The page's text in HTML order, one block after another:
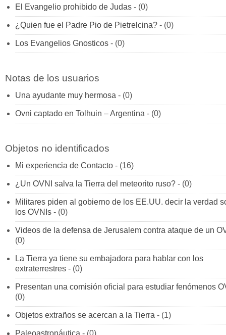
El Evangelio prohibido de Judas - (0)
¿Quien fue el Padre Pio de Pietrelcina? - (0)
Los Evangelios Gnosticos - (0)
Notas de los usuarios
Una ayudante muy hermosa - (0)
Ovni captado en Tolhuin – Argentina - (0)
Objetos no identificados
Mi experiencia de Contacto - (16)
¿Un OVNI salva la Tierra del meteorito ruso? - (0)
Militares piden al gobierno de los EE.UU. decir la verdad
los OVNIs - (0)
Videos de la defensa de Jerusalem contra ataque de un
(0)
La Tierra ya tiene su embajadora para hablar con los
extraterrestres - (0)
Presentan una comisión oficial para estudiar fenómenos
(0)
Objetos extraños se acercan a la Tierra - (1)
Paleoastronáutica - (0)